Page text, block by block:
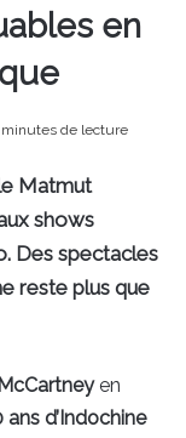
en
minutes de lecture
Matmut
shows
Des spectacles
reste plus que
en
d’Indochine